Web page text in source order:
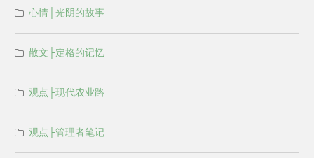
心情├光阴的故事
散文├定格的记忆
观点├现代农业路
观点├管理者笔记